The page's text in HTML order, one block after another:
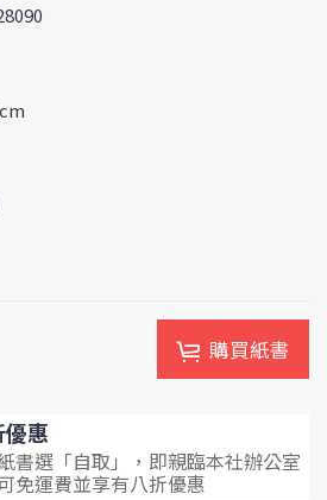
購買紙書
惠
書選「自取」，即親臨本社辦公室
免運費並享有八折優惠